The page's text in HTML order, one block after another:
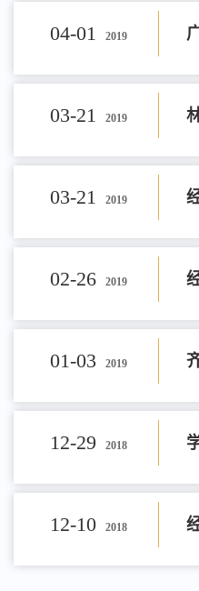
04-01 2019
03-21 2019
03-21 2019
02-26 2019
01-03 2019
12-29 2018
12-10 2018